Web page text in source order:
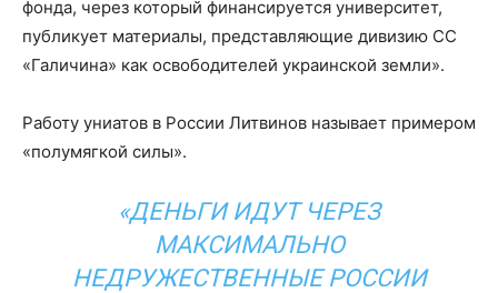
фонда, через который финансируется университет,
публикует материалы, представляющие дивизию СС
«Галичина» как освободителей украинской земли».
Работу униатов в России Литвинов называет примером
«полумягкой силы».
«ДЕНЬГИ ИДУТ ЧЕРЕЗ
МАКСИМАЛЬНО
НЕДРУЖЕСТВЕННЫЕ РОССИИ